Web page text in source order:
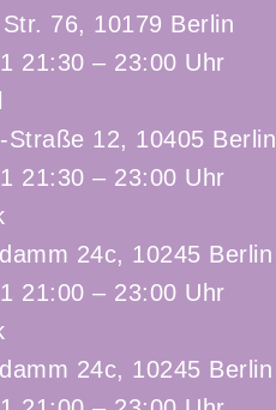
76, 10179 Berlin
21:30 – 23:00 Uhr
Straße 12, 10405 Berlin
21:30 – 23:00 Uhr
24c, 10245 Berlin
21:00 – 23:00 Uhr
24c, 10245 Berlin